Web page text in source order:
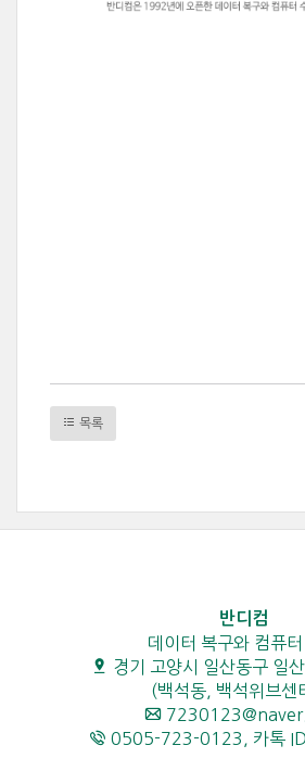
목록
반디컴
데이터 복구와 컴퓨터
경기 고양시 일산동구 일
(백석동, 백석위브센
0505-723-0123, 카톡